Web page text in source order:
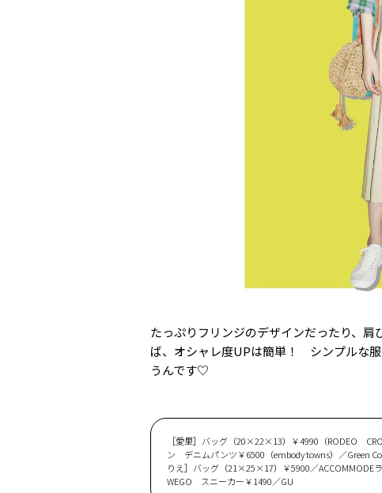
たっぷりフリンジのデザインだったり、
ば、オシャレ度UPは簡単！ シンプルな
うんです♡
［愛里］バッグ（20×22×13）￥4990（RODEO
ン デニムパンツ￥6500（embody towns）／Green
りえ］バッグ（21×25×17）￥5900／
WEGO スニーカー￥1490／GU